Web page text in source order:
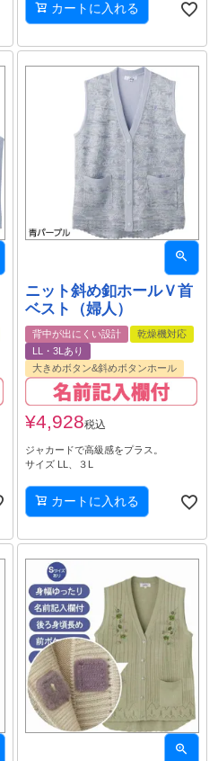
カートに入れる
ニット斜め釦ホールＶ首
ベスト（婦人）
背中が出にくい設計
乾燥機対応
LL・3Lあり
大きめボタン&斜めボタンホール
¥4,928税込
ジャカードで高級感をプラス。
サイズ LL、３L
カートに入れる